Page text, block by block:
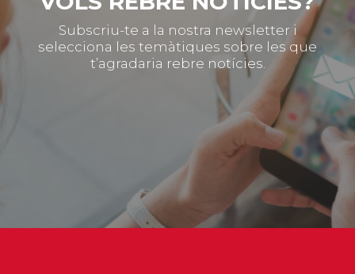
Subscriu-te a la nostra newsletter i
selecciona les temàtiques sobre les que
t’agradaria rebre notícies.